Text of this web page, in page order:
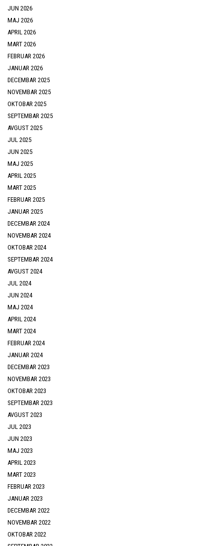
JUN 2026
MAJ 2026
APRIL 2026
MART 2026
FEBRUAR 2026
JANUAR 2026
DECEMBAR 2025
NOVEMBAR 2025
OKTOBAR 2025
SEPTEMBAR 2025
AVGUST 2025
JUL 2025
JUN 2025
MAJ 2025
APRIL 2025
MART 2025
FEBRUAR 2025
JANUAR 2025
DECEMBAR 2024
NOVEMBAR 2024
OKTOBAR 2024
SEPTEMBAR 2024
AVGUST 2024
JUL 2024
JUN 2024
MAJ 2024
APRIL 2024
MART 2024
FEBRUAR 2024
JANUAR 2024
DECEMBAR 2023
NOVEMBAR 2023
OKTOBAR 2023
SEPTEMBAR 2023
AVGUST 2023
JUL 2023
JUN 2023
MAJ 2023
APRIL 2023
MART 2023
FEBRUAR 2023
JANUAR 2023
DECEMBAR 2022
NOVEMBAR 2022
OKTOBAR 2022